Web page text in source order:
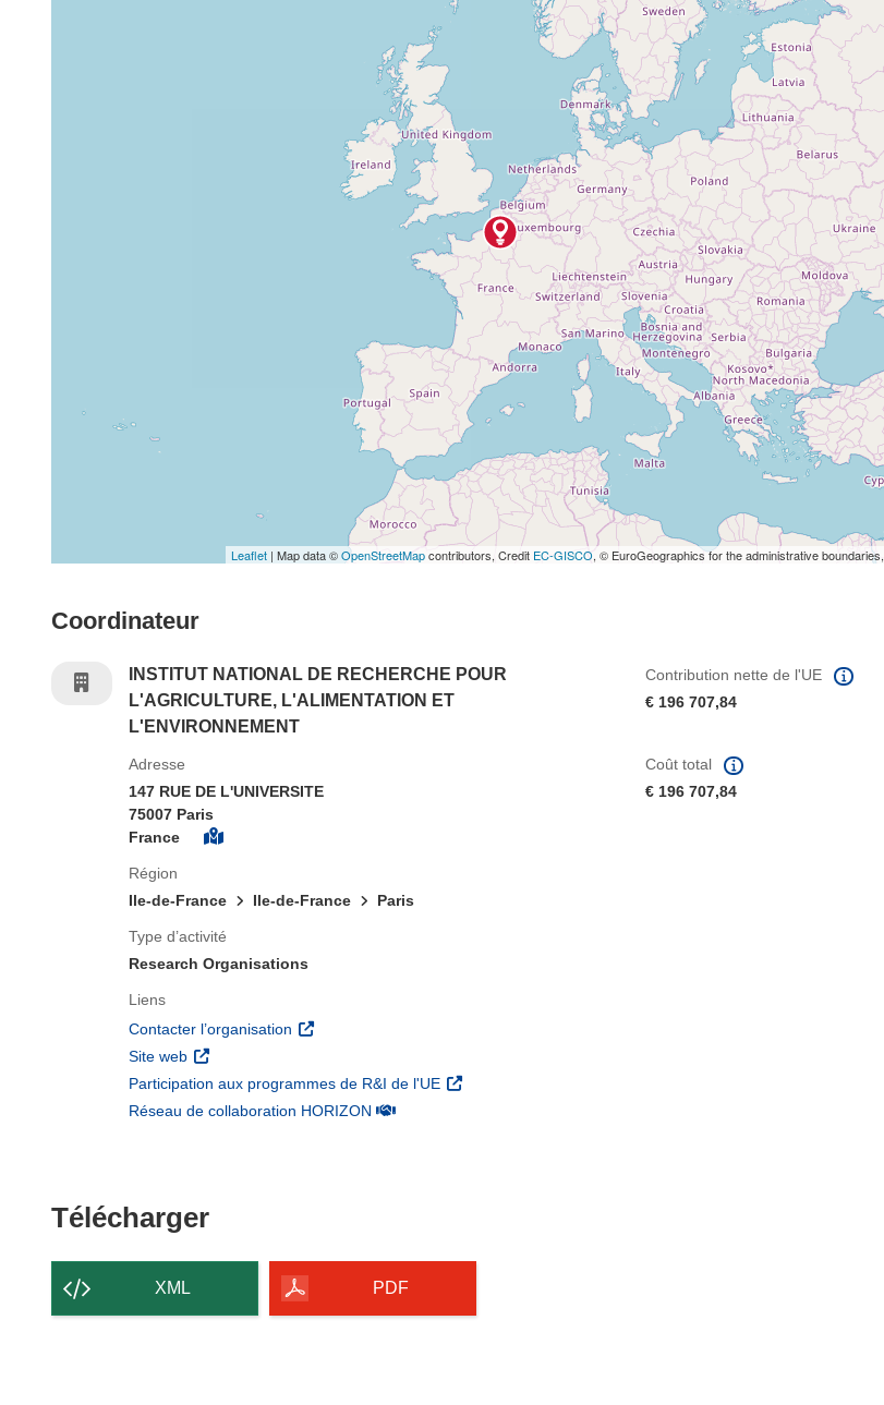
Leaflet | Map data ©OpenStreetMapcontributors, Credit EC-GISCO, © EuroGeographics for the administrative boundaries,
Coordinateur
INSTITUT NATIONAL DE RECHERCHE POUR
L'AGRICULTURE, L'ALIMENTATION ET
L'ENVIRONNEMENT
Contribution nette de l'UE
€ 196 707,84
Adresse
147 RUE DE L'UNIVERSITE
75007 Paris
France
Région
Ile-de-France
Ile-de-France Paris
Type d’activité
Research Organisations
Liens
Contacter l’organisation (s’ouvre dans une nouvelle fenêtre)
Site web (s’ouvre dans une nouvelle fenêtre)
Participation aux programmes de R&I de l'UE (s’ouvre dans une nouvelle fenêtre)
Réseau de collaboration HORIZON(s’ouvre dans une nouvelle fenêtre)
Coût total
€ 196 707,84
TéléchargerTélécharger le contenu de la page
XML PDF